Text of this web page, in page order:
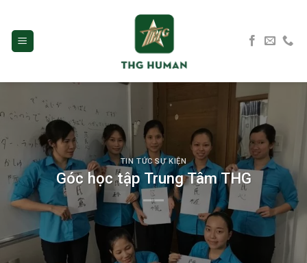
content
TIN TỨC SỰ KIỆN
Góc học tập Trung Tâm THG